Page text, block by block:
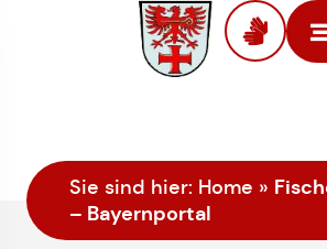
Sie sind hier: Home »
– Bayernportal